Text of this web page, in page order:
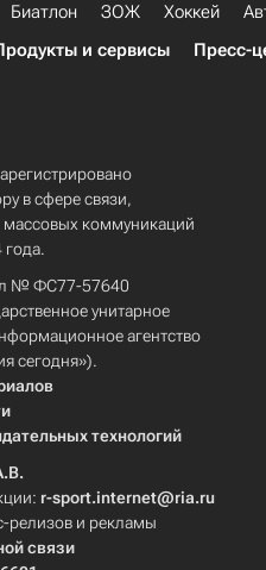
Биатлон ЗОЖ Хоккей
и сервисы Пресс-
в сфере связи,
коммуникаций
№ ФС77-57640
унитарное
агентство
сегодня»).
технологий
r-sport.internet@ria.ru
релизов и рекламы
связи